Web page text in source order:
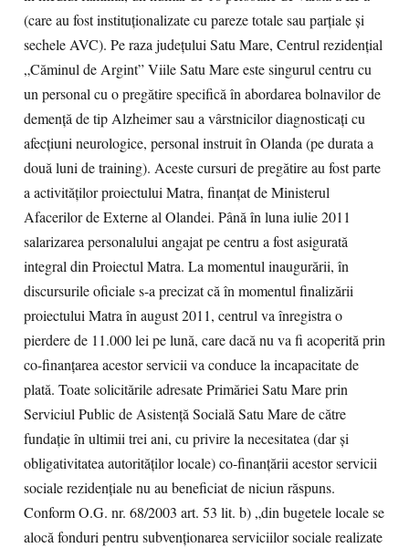
(care au fost instituţionalizate cu pareze totale sau parţiale şi
sechele AVC). Pe raza judeţului Satu Mare, Centrul rezidenţial
„Căminul de Argint” Viile Satu Mare este singurul centru cu
un personal cu o pregătire specifică în abordarea bolnavilor de
demenţă de tip Alzheimer sau a vârstnicilor diagnosticaţi cu
afecţiuni neurologice, personal instruit în Olanda (pe durata a
două luni de training). Aceste cursuri de pregătire au fost parte
a activităţilor proiectului Matra, finanţat de Ministerul
Afacerilor de Externe al Olandei. Până în luna iulie 2011
salarizarea personalului angajat pe centru a fost asigurată
integral din Proiectul Matra. La momentul inaugurării, în
discursurile oficiale s-a precizat că în momentul finalizării
proiectului Matra în august 2011, centrul va înregistra o
pierdere de 11.000 lei pe lună, care dacă nu va fi acoperită prin
co-finanțarea acestor servicii va conduce la incapacitate de
plată. Toate solicitările adresate Primăriei Satu Mare prin
Serviciul Public de Asistenţă Socială Satu Mare de către
fundaţie în ultimii trei ani, cu privire la necesitatea (dar şi
obligativitatea autorităţilor locale) co-finanţării acestor servicii
sociale rezidenţiale nu au beneficiat de niciun răspuns.
Conform O.G. nr. 68/2003 art. 53 lit. b) „din bugetele locale se
alocă fonduri pentru subvenţionarea serviciilor sociale realizate